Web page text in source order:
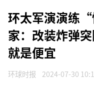
环太军演演练
家：改装炸弹
就是便宜
环球时报 2024-07-30